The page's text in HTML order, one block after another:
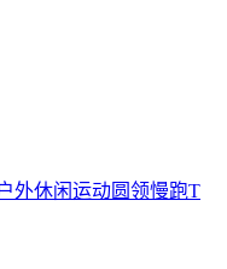
外休闲运动圆领慢跑T